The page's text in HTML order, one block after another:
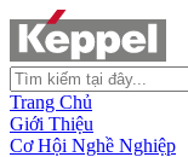
Trang Chủ
Giới Thiệu
Cơ Hội Nghề Nghiệp